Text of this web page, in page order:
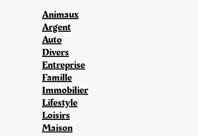
Animaux
Argent
Auto
Divers
Entreprise
Famille
Immobilier
Lifestyle
Loisirs
Maison